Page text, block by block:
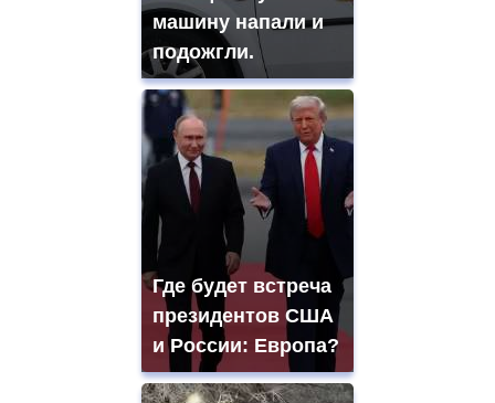
машину напали и
подожгли.
Где будет встреча
президентов США
и России: Европа?